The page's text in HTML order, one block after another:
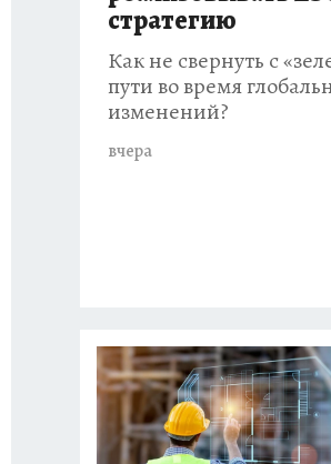
стратегию
Как не свернуть с
пути во время
изменений?
вчера